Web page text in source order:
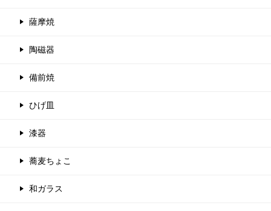
薩摩焼
陶磁器
備前焼
ひげ皿
漆器
蕎麦ちょこ
和ガラス